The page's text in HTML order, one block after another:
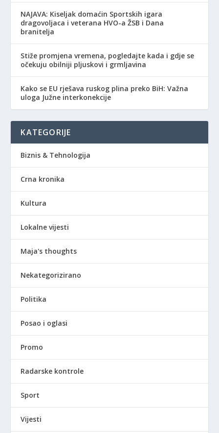
NAJAVA: Kiseljak domaćin Sportskih igara
dragovoljaca i veterana HVO-a ŽSB i Dana
branitelja
Stiže promjena vremena, pogledajte kada i gdje se
očekuju obilniji pljuskovi i grmljavina
Kako se EU rješava ruskog plina preko BiH: Važna
uloga Južne interkonekcije
KATEGORIJE
Biznis & Tehnologija
Crna kronika
Kultura
Lokalne vijesti
Maja's thoughts
Nekategorizirano
Politika
Posao i oglasi
Promo
Radarske kontrole
Sport
Vijesti